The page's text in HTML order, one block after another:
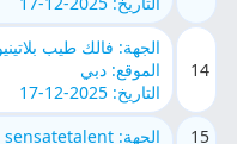
14
الجهة: فالك طيب
الموقع: دبي
التاريخ: 2025-12-17
15
الجهة: sensatetalent